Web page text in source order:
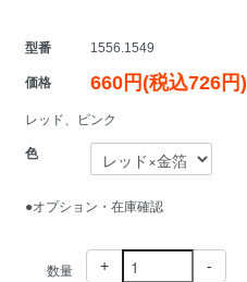
型番 1556.1549
価格 660円(税込726円)
レッド、ピンク
色
●オプション・在庫確認
数量 + -